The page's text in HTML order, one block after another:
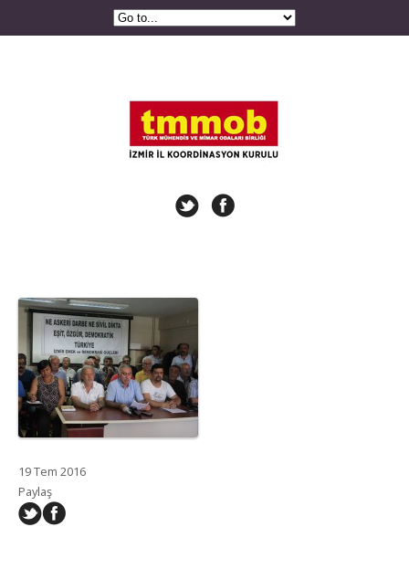
19 Tem 2016
Paylaş